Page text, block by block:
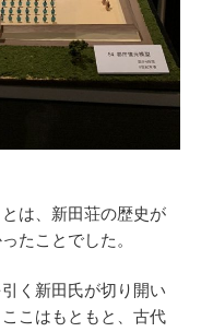
は、新田荘の歴史が
たことでした。
く新田氏が切り開い
こはもともと、古代